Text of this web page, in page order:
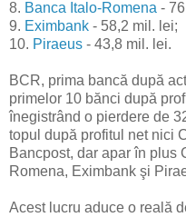
8. Banca Italo-Romena -
9. Eximbank - 58,2 mil. lei;
10. Piraeus - 43,8 mil. lei.
BCR, prima bancă după
primelor 10 bănci după
înegistrând o pierdere de
topul după profitul net nici
Bancpost, dar apar în plus
Romena, Eximbank şi
Acest lucru aduce o reală